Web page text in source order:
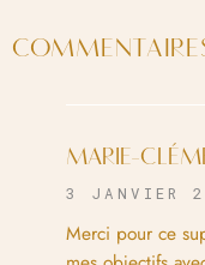
MARIE-
3 JANVIER
Merci pour ce